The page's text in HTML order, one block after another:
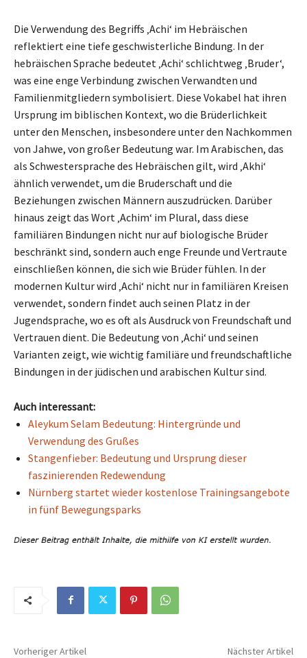
Die Verwendung des Begriffs ‚Achi‘ im Hebräischen
reflektiert eine tiefe geschwisterliche Bindung. In der
hebräischen Sprache bedeutet ‚Achi‘ schlichtweg ‚Bruder‘,
was eine enge Verbindung zwischen Verwandten und
Familienmitgliedern symbolisiert. Diese Vokabel hat ihren
Ursprung im biblischen Kontext, wo die Brüderlichkeit
unter den Menschen, insbesondere unter den Nachkommen
von Jahwe, von großer Bedeutung war. Im Arabischen, das
als Schwestersprache des Hebräischen gilt, wird ‚Akhi‘
ähnlich verwendet, um die Bruderschaft und die
Beziehungen zwischen Männern auszudrücken. Darüber
hinaus zeigt das Wort ‚Achim‘ im Plural, dass diese
familiären Bindungen nicht nur auf biologische Brüder
beschränkt sind, sondern auch enge Freunde und Vertraute
einschließen können, die sich wie Brüder fühlen. In der
modernen Kultur wird ‚Achi‘ nicht nur in familiären Kreisen
verwendet, sondern findet auch seinen Platz in der
Jugendsprache, wo es oft als Ausdruck von Freundschaft und
Vertrauen dient. Die Bedeutung von ‚Achi‘ und seinen
Varianten zeigt, wie wichtig familiäre und freundschaftliche
Bindungen in der jüdischen und arabischen Kultur sind.
Auch interessant:
Aleykum Selam Bedeutung: Hintergründe und
Verwendung des Grußes
Stangenfieber: Bedeutung und Ursprung dieser
faszinierenden Redewendung
Nürnberg startet wieder kostenlose Trainingsangebote
in fünf Bewegungsparks
Vorheriger Artikel Nächster Artikel